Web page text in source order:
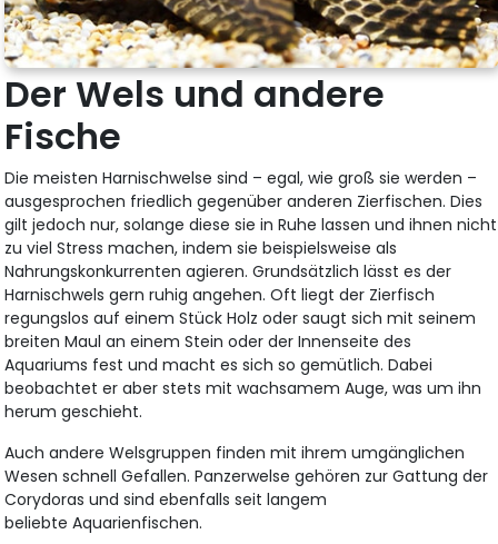
Der Wels und andere
Fische
Die meisten Harnischwelse sind – egal, wie groß sie werden –
ausgesprochen friedlich gegenüber anderen Zierfischen. Dies
gilt jedoch nur, solange diese sie in Ruhe lassen und ihnen nicht
zu viel Stress machen, indem sie beispielsweise als
Nahrungskonkurrenten agieren. Grundsätzlich lässt es der
Harnischwels gern ruhig angehen. Oft liegt der Zierfisch
regungslos auf einem Stück Holz oder saugt sich mit seinem
breiten Maul an einem Stein oder der Innenseite des
Aquariums fest und macht es sich so gemütlich. Dabei
beobachtet er aber stets mit wachsamem Auge, was um ihn
herum geschieht.
Auch andere Welsgruppen finden mit ihrem umgänglichen
Wesen schnell Gefallen. Panzerwelse gehören zur Gattung der
Corydoras und sind ebenfalls seit langem
beliebte Aquarienfischen.